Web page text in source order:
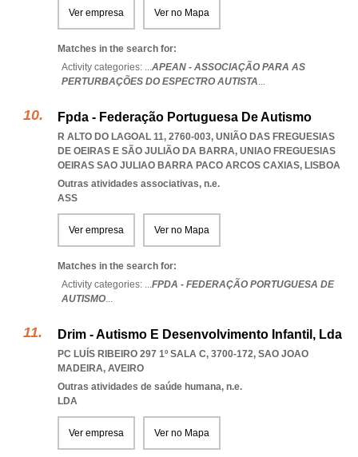
Ver empresa Ver no Mapa
Matches in the search for:
Activity categories: ...APEAN - ASSOCIAÇÃO PARA AS
PERTURBAÇÕES DO ESPECTRO AUTISTA...
Fpda - Federação Portuguesa De Autismo
R ALTO DO LAGOAL 11, 2760-003, UNIÃO DAS FREGUESIAS
DE OEIRAS E SÃO JULIÃO DA BARRA, UNIAO FREGUESIAS
OEIRAS SAO JULIAO BARRA PACO ARCOS CAXIAS, LISBOA
Outras atividades associativas, n.e.
ASS
Ver empresa Ver no Mapa
Matches in the search for:
Activity categories: ...FPDA - FEDERAÇÃO PORTUGUESA DE
AUTISMO...
Drim - Autismo E Desenvolvimento Infantil, Lda
PC LUÍS RIBEIRO 297 1º SALA C, 3700-172, SAO JOAO
MADEIRA, AVEIRO
Outras atividades de saúde humana, n.e.
LDA
Ver empresa Ver no Mapa